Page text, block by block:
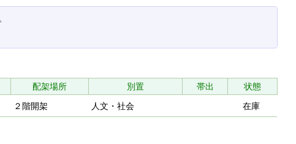
配架場所 別置 帯出
状態
２階開架 人文・社会 在庫